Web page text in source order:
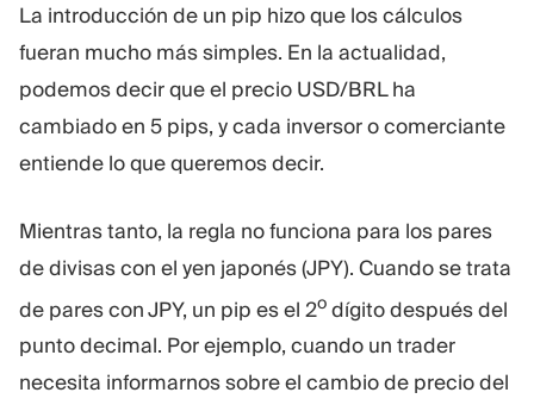
La introducción de un pip hizo que los cálculos
fueran mucho más simples. En la actualidad,
podemos decir que el precio USD/BRL ha
cambiado en 5 pips, y cada inversor o comerciante
entiende lo que queremos decir.
Mientras tanto, la regla no funciona para los pares
de divisas con el yen japonés (JPY). Cuando se trata
de pares con JPY, un pip es el 2o dígito después del
punto decimal. Por ejemplo, cuando un trader
necesita informarnos sobre el cambio de precio del